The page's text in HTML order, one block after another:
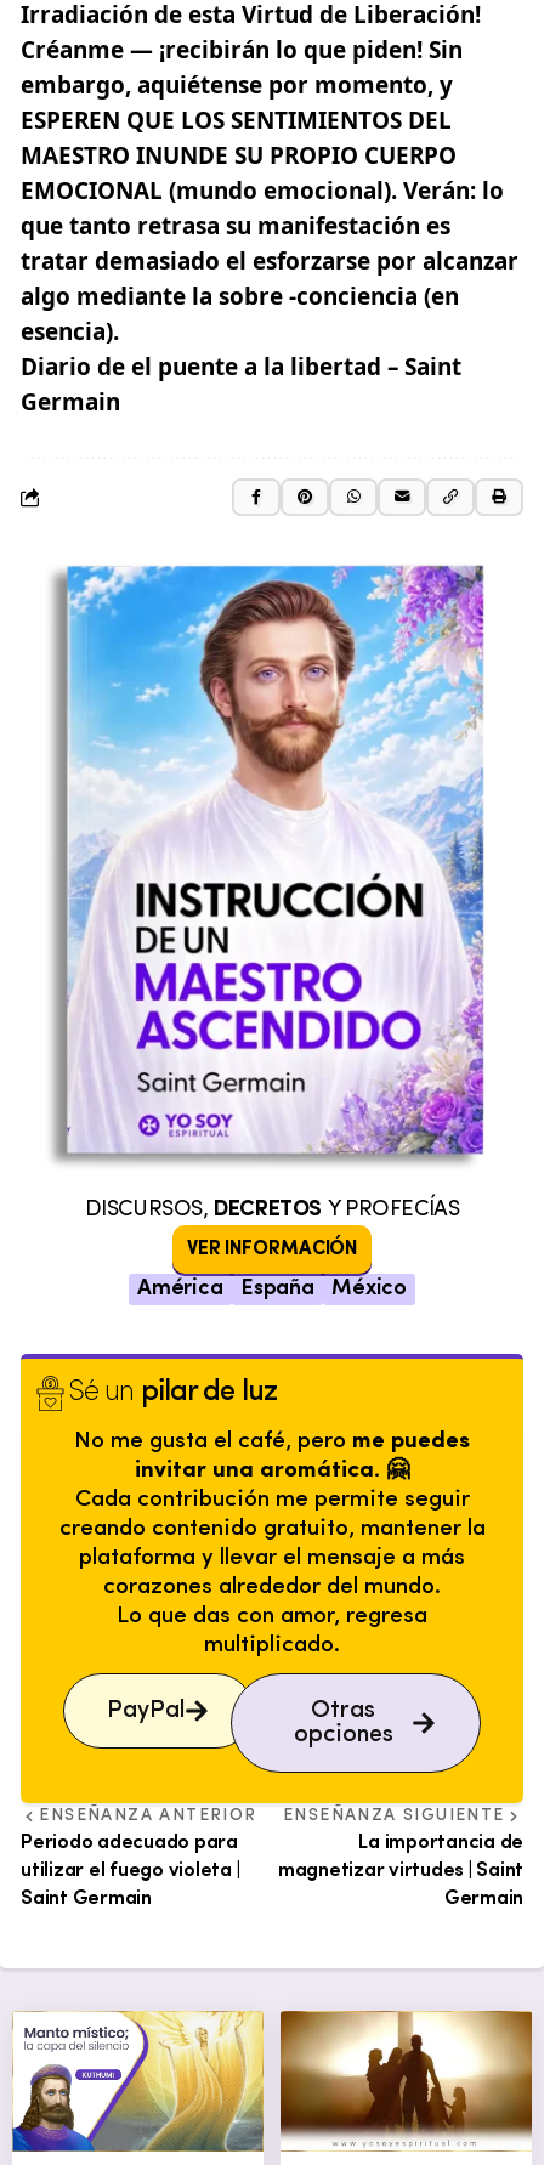
Irradiación de esta Virtud de Liberación!
Créanme — ¡recibirán lo que piden! Sin
embargo, aquiétense por momento, y
ESPEREN QUE LOS SENTIMIENTOS DEL
MAESTRO INUNDE SU PROPIO CUERPO
EMOCIONAL (mundo emocional). Verán: lo
que tanto retrasa su manifestación es
tratar demasiado el esforzarse por alcanzar
algo mediante la sobre -conciencia (en
esencia).
Diario de el puente a la libertad – Saint
Germain
DISCURSOS, DECRETOS Y PROFECÍAS
VER INFORMACIÓN
América España México
Sé un pilar de luz
No me gusta el café, pero me puedes
invitar una aromática. 🤗
Cada contribución me permite seguir
creando contenido gratuito, mantener la
plataforma y llevar el mensaje a más
corazones alrededor del mundo.
Lo que das con amor, regresa
multiplicado.
PayPal
Otras
opciones
ENSEÑANZA ANTERIOR
Periodo adecuado para
utilizar el fuego violeta |
Saint Germain
ENSEÑANZA SIGUIENTE
La importancia de
magnetizar virtudes | Saint
Germain